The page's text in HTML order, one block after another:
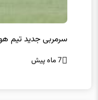
سرمربی جدید تیم
7 ماه پیش